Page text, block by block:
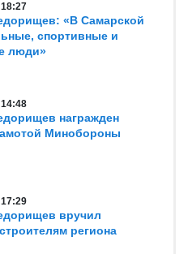
18:27
«В Самарской
спортивные и
люди»
14:48
награжден
Минобороны
17:29
вручил
региона